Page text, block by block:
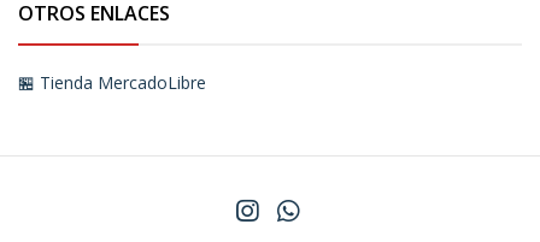
OTROS ENLACES
🏪 Tienda MercadoLibre